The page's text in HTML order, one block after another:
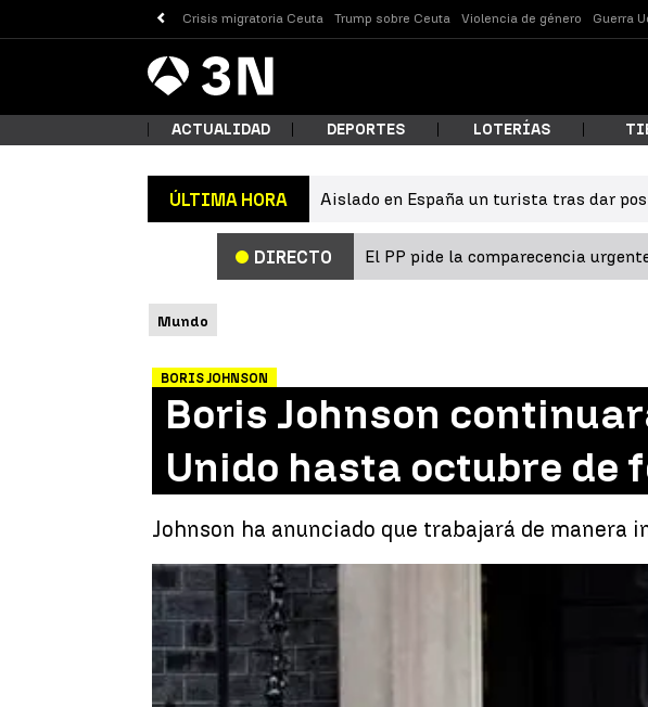
Crisis migratoria Ceuta Trump sobre Ceuta Violencia de género Guerra
Antena
3 Noticias
¿Qué estás
Buscar
ACTUALIDAD DEPORTES LOTERÍAS
ÚLTIMA HORA Aislado en España un turista tras dar
DIRECTO El PP pide la comparecencia
Mundo
BORIS JOHNSON
Boris Johnson
Unido hasta octubre de
Johnson ha anunciado que trabajará de manera